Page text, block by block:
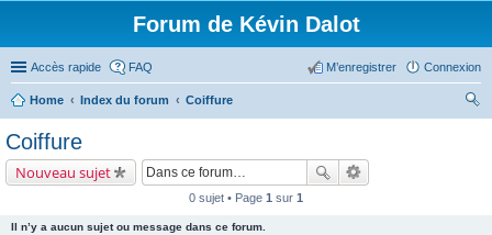
Forum de Kévin Dalot
Accès rapide FAQ Connexion
M’enregistrer
Home Index du forum
Coiffure
Coiffure
Nouveau sujet
0 sujet • Page 1 sur 1
Il n’y a aucun sujet ou message dans ce forum.